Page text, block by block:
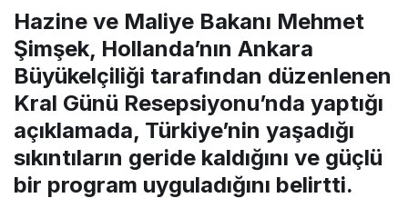
Hazine ve Maliye Bakanı Mehmet
Şimşek, Hollanda’nın Ankara
Büyükelçiliği tarafından düzenlenen
Kral Günü Resepsiyonu’nda yaptığı
açıklamada, Türkiye’nin yaşadığı
sıkıntıların geride kaldığını ve güçlü
bir program uyguladığını belirtti.